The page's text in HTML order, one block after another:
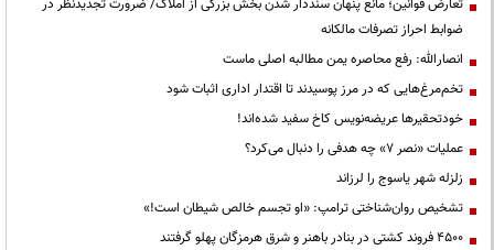
تعارض قوانین؛ مانع پنهان سنددار شدن بخش بزرگی از املاک/ ضرورت تجدیدنظر در
ضوابط احراز تصرفات مالکانه
انصارالله: رفع محاصره یمن مطالبه اصلی ماست
تخم‌مرغ‌هایی که در مرز پوسیدند تا اقتدار اداری اثبات شود
خودتحقیرها عریضه‌نویس کاخ سفید شده‌اند!
عملیات «نصر ۷» چه هدفی را دنبال می‌کرد؟
زلزله شهر یاسوج را لرزاند
تشخیص روان‌شناختی ترامپ: «او تجسم خالص شیطان است!»
۴۵۰۰ فروند کشتی در بنادر باهنر و شرق هرمزگان پهلو گرفتند